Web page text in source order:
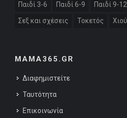
Παιδί 3-6 Παιδί 6-9 Παιδί 9-12
Σεξ και σχέσεις Τοκετός
MAMA365.GR
Διαφημιστείτε
Ταυτότητα
Επικοινωνία